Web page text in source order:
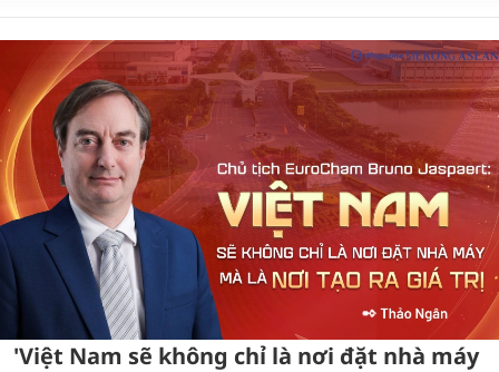
'Việt Nam sẽ không chỉ là nơi đặt nhà máy